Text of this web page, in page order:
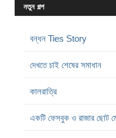
নতুন গল্প
বন্ধন Ties Story
দেখতে চাই শেষের সমাধান
কালরাত্রি
একটি ফেসবুক ও রাজার ছোট